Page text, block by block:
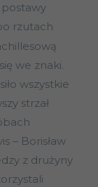
postawy
rzutach
we znaki.
wszystkie
strzał
– Borisław
z drużyny